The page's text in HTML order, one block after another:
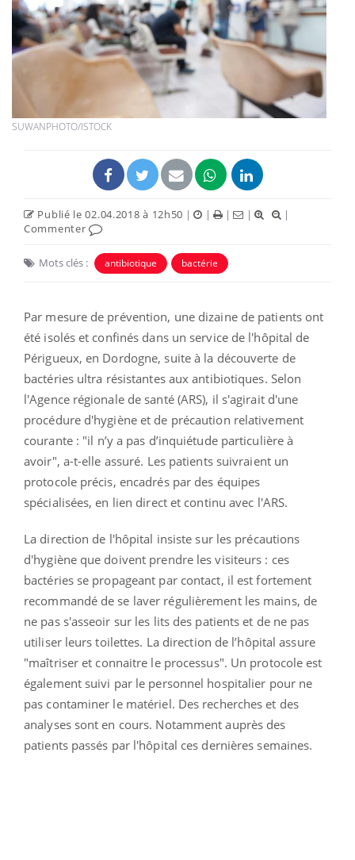
SUWANPHOTO/ISTOCK
Publié le 02.04.2018 à 12h50 | | | |
|
Commenter
Mots clés : antibiotique bactérie
Par mesure de prévention, une dizaine de patients ont
été isolés et confinés dans un service de l'hôpital de
Périgueux, en Dordogne, suite à la découverte de
bactéries ultra résistantes aux antibiotiques. Selon
l'Agence régionale de santé (ARS), il s'agirait d'une
procédure d'hygiène et de précaution relativement
courante : "il n’y a pas d’inquiétude particulière à
avoir", a-t-elle assuré. Les patients suivraient un
protocole précis, encadrés par des équipes
spécialisées, en lien direct et continu avec l'ARS.
La direction de l'hôpital insiste sur les précautions
d'hygiène que doivent prendre les visiteurs : ces
bactéries se propageant par contact, il est fortement
recommandé de se laver régulièrement les mains, de
ne pas s'asseoir sur les lits des patients et de ne pas
utiliser leurs toilettes. La direction de l’hôpital assure
"maîtriser et connaitre le processus". Un protocole est
également suivi par le personnel hospitalier pour ne
pas contaminer le matériel. Des recherches et des
analyses sont en cours. Notamment auprès des
patients passés par l'hôpital ces dernières semaines.